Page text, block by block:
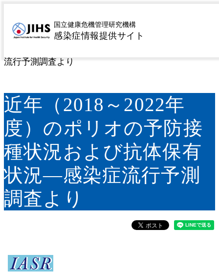
国立健康危機管理研究機構
感染症情報提供サイト
トップページ>サーベイランス>病原微生物検出情報
（IASR）> IASR特集記事>近年（2018～2022年度）
流行予測調査より
近年（2018～2022年
度）のポリオの予防接
種状況および抗体保有
状況―感染症流行予測
調査より